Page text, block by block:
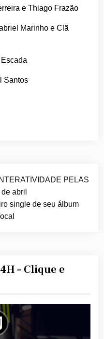
e Thiago Frazão
Marinho e Clã
Santos
PELAS
abril
single de seu álbum
– Clique e